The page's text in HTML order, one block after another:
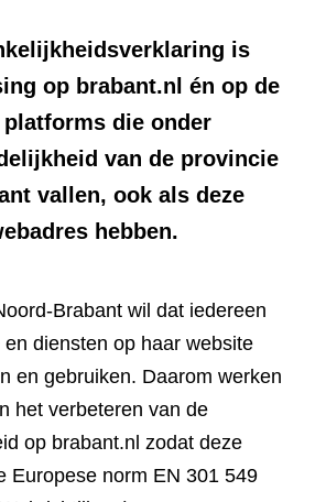
is
op brabant.nl én op de
die onder
van de provincie
vallen, ook als deze
hebben.
Brabant wil dat iedereen
diensten op haar website
en gebruiken. Daarom werken
het verbeteren van de
op brabant.nl zodat deze
Europese norm EN 301 549